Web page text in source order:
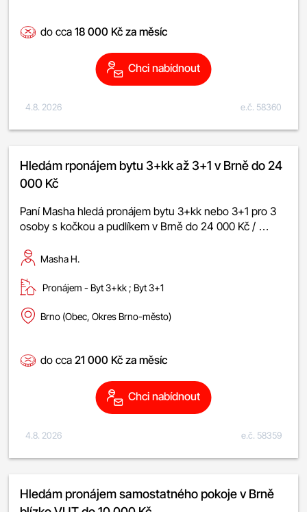
do cca18 000 Kč za měsíc
Chci nabídnout
4.8. 2026 e.č. 58360
Hledám rponájem bytu 3+kk až 3+1 v Brně do 24
000 Kč
Paní Masha hledá pronájem bytu 3+kk nebo 3+1 pro 3
osoby s kočkou a pudlíkem v Brně do 24 000 Kč / …
Masha H.
Pronájem - byt 3+kk ; byt 3+1
Brno (Obec, Okres Brno-město)
do cca21 000 Kč za měsíc
Chci nabídnout
4.8. 2026 e.č. 58359
Hledám pronájem samostatného pokoje v Brně